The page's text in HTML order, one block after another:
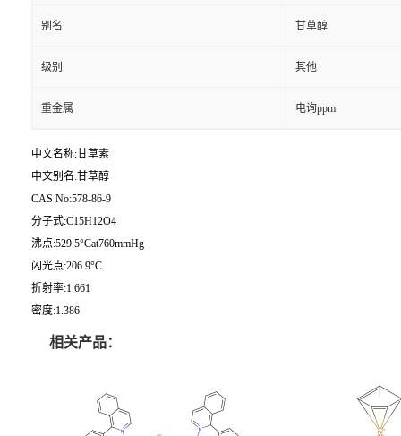
别名 甘草醇
级别 其他
重金属 电询ppm
中文名称:甘草素
中文别名:甘草醇
CAS No:578-86-9
分子式:C15H12O4
沸点:529.5°Cat760mmHg
闪光点:206.9°C
折射率:1.661
密度:1.386
相关产品：